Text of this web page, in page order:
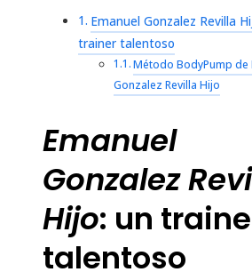
Emanuel Gonzalez Revilla
trainer talentoso
Método BodyPump de
Gonzalez Revilla Hijo
Emanuel
Gonzalez
Hijo: un
talentoso